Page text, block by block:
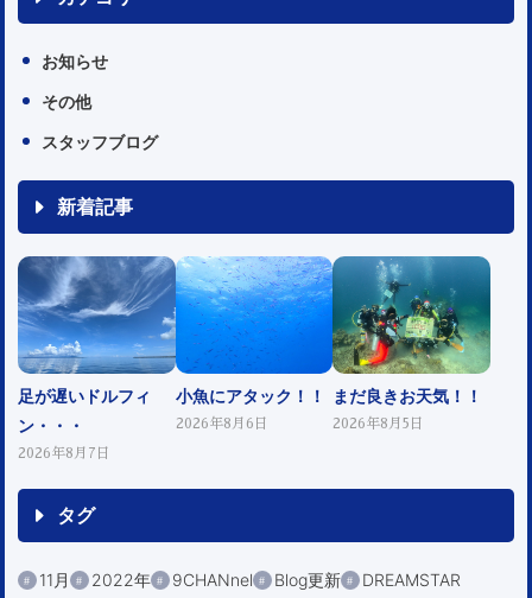
お知らせ
その他
スタッフブログ
新着記事
足が遅いドルフィ
ン・・・
2026年8月7日
小魚にアタック！！
2026年8月6日
まだ良きお天気！！
2026年8月5日
タグ
11月 2022年 9CHANnel Blog更新
DREAMSTAR